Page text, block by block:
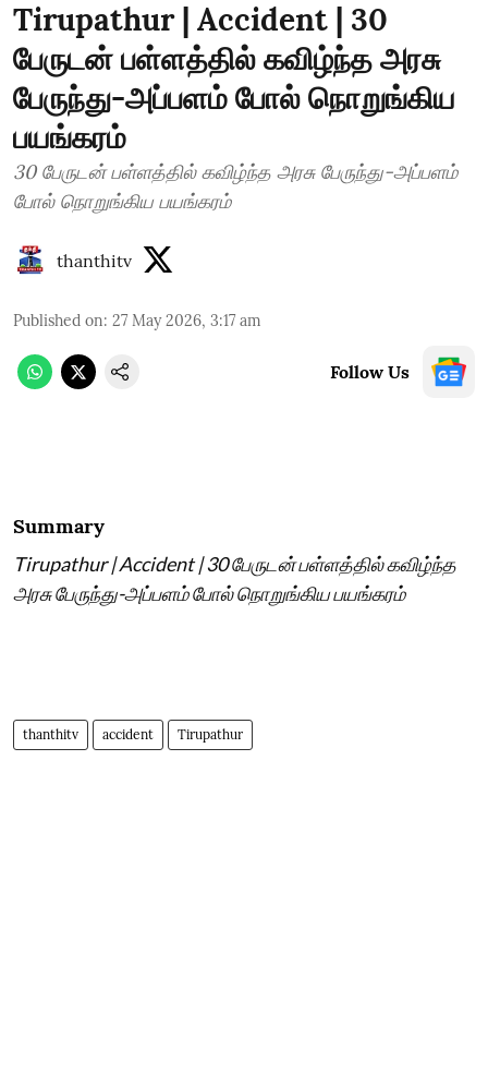
Tirupathur | Accident | 30
பேருடன் பள்ளத்தில் கவிழ்ந்த அரசு
பேருந்து-அப்பளம் போல் நொறுங்கிய
பயங்கரம்
30 பேருடன் பள்ளத்தில் கவிழ்ந்த அரசு பேருந்து-அப்பளம்
போல் நொறுங்கிய பயங்கரம்
thanthitv
Published on: 27 May 2026, 3:17 am
Follow Us
Summary
Tirupathur | Accident | 30 பேருடன் பள்ளத்தில் கவிழ்ந்த
அரசு பேருந்து-அப்பளம் போல் நொறுங்கிய பயங்கரம்
thanthitv accident Tirupathur